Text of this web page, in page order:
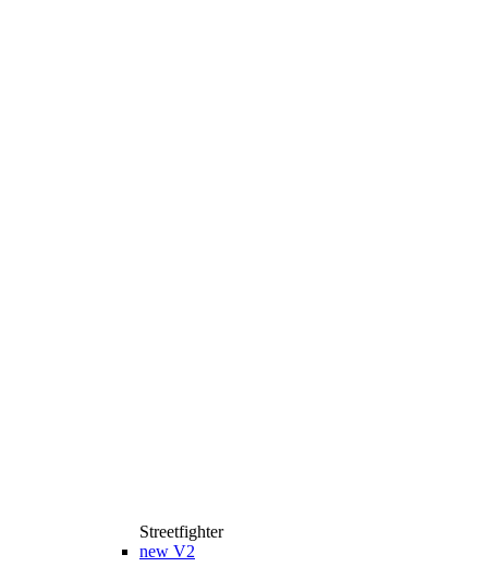
Streetfighter
new V2